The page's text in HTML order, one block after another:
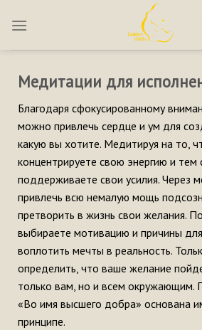
Медитации для
Благодаря сфокусированному
можно привлечь сердце и ум для
какую вы хотите. Медитируя на то,
концентрируете свою энергию и тем
поддерживаете свои усилия. Через
привлечь всю немалую мощь
претворить в жизнь свои желания.
выбираете мотивацию и причины
воплотить мечты в реальность.
определить, что ваше желание
только вам, но и всем окружающим.
«Во имя высшего добра» основана
принципе.